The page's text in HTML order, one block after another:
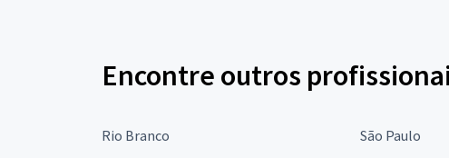
Encontre outros
Rio Branco São Paulo